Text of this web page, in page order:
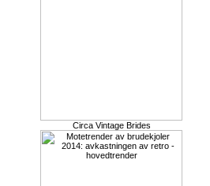
Circa Vintage Brides